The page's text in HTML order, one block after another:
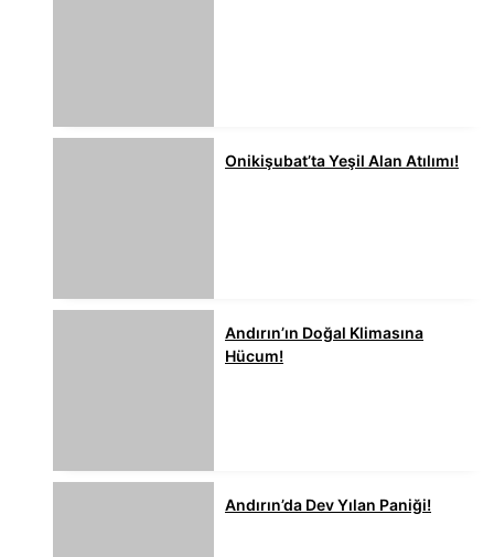
Onikişubat’ta Yeşil Alan Atılımı!
Andırın’ın Doğal Klimasına
Hücum!
Andırın’da Dev Yılan Paniği!